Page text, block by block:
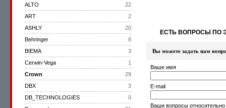
22
ALTO
2
ART
20
ASHLY
8
Behringer
3
BIEMA
1
Cerwin-Vega
29
Crown
3
DBX
0
DB_TECHNOLOGIES
ЕСТЬ ВОПРОСЫ ПО
Вы можете задать нам
Ваше имя
E-mail
Ваши вопросы относительно